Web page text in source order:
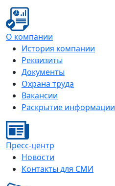
О компании
История компании
Реквизиты
Документы
Охрана труда
Вакансии
Раскрытие информации
Пресс-центр
Новости
Контакты для СМИ